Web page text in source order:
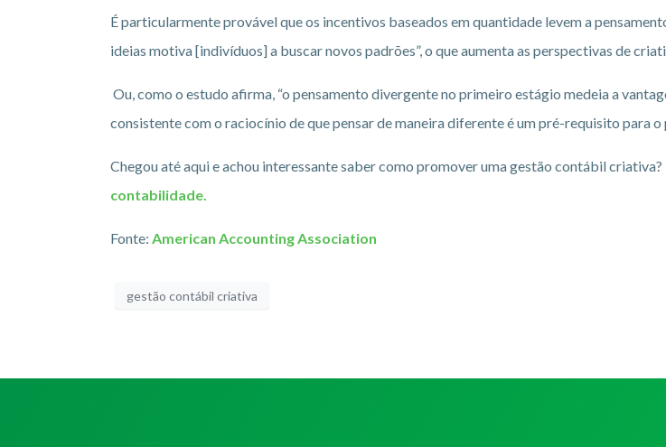
É particularmente provável que os incentivos baseados em quantidade levem a
ideias motiva [indivíduos] a buscar novos padrões”, o que aumenta as perspectivas de
Ou, como o estudo afirma, “o pensamento divergente no primeiro estágio medeia a
consistente com o raciocínio de que pensar de maneira diferente é um pré-requisito para o
Chegou até aqui e achou interessante saber como promover uma gestão contábil criativa?
contabilidade.
Fonte: American Accounting Association
gestão contábil criativa